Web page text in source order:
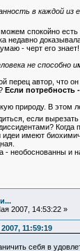
в каждой
спокойно
недавно
- черт его знает!
не
перец автор,
Если
природу. В этом
если
имеют
- необоснованны и
2007, 14:53:22 »
11:59:19
себя в